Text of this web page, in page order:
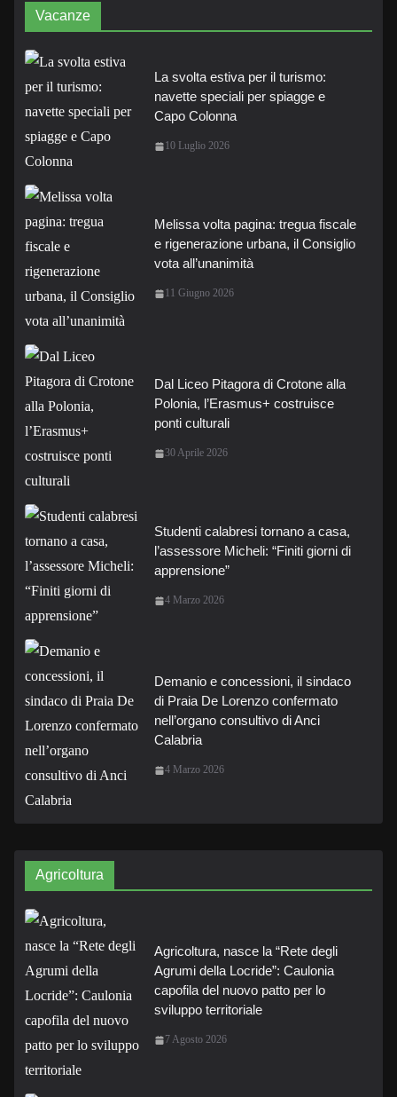
Vacanze
La svolta estiva per il turismo:
navette speciali per spiagge e
Capo Colonna
10 Luglio 2026
Melissa volta pagina: tregua fiscale
e rigenerazione urbana, il Consiglio
vota all’unanimità
11 Giugno 2026
Dal Liceo Pitagora di Crotone alla
Polonia, l’Erasmus+ costruisce
ponti culturali
30 Aprile 2026
Studenti calabresi tornano a casa,
l’assessore Micheli: “Finiti giorni di
apprensione”
4 Marzo 2026
Demanio e concessioni, il sindaco
di Praia De Lorenzo confermato
nell’organo consultivo di Anci
Calabria
4 Marzo 2026
Agricoltura
Agricoltura, nasce la “Rete degli
Agrumi della Locride”: Caulonia
capofila del nuovo patto per lo
sviluppo territoriale
7 Agosto 2026